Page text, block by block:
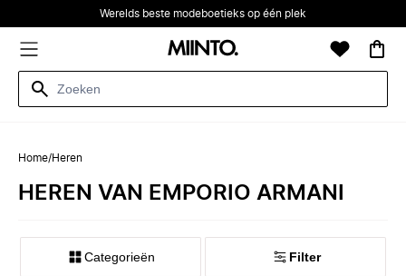
Werelds beste modeboetieks op één plek
Home/Heren
HEREN VAN EMPORIO ARMANI
Categorieën Filter